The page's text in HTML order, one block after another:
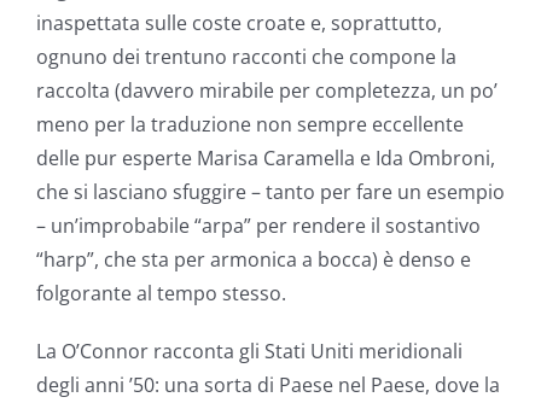
inaspettata sulle coste croate e, soprattutto,
ognuno dei trentuno racconti che compone la
raccolta (davvero mirabile per completezza, un po’
meno per la traduzione non sempre eccellente
delle pur esperte Marisa Caramella e Ida Ombroni,
che si lasciano sfuggire – tanto per fare un esempio
– un’improbabile “arpa” per rendere il sostantivo
“harp”, che sta per armonica a bocca) è denso e
folgorante al tempo stesso.
La O’Connor racconta gli Stati Uniti meridionali
degli anni ’50: una sorta di Paese nel Paese, dove la